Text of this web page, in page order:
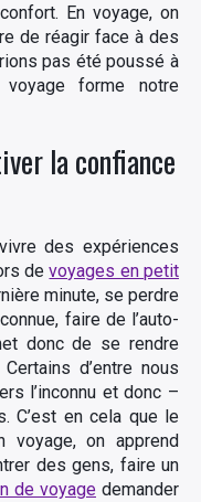
En voyage, on
de réagir face à des
pas été poussé à
forme notre
la confiance
des expériences
devoyages en petit
minute, se perdre
faire de l’auto-
donc de se rendre
d’entre nous
l’inconnu et donc –
C’est en cela que le
voyage, on apprend
des gens, faire un
de voyage demander